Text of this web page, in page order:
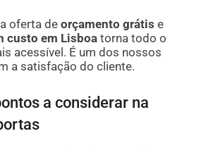
oferta deorçamento grátis e
custo em Lisboa torna todo o
acessível. É um dos nossos
a satisfação do cliente.
a considerar na